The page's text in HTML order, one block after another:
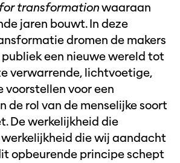
transformationwaaraan
jaren bouwt. In deze
dromen de makers
een nieuwe wereld tot
verwarrende, lichtvoetige,
voor een
de rol van de menselijke soort
De werkelijkheid die
die wij aandacht
opbeurende principe schept